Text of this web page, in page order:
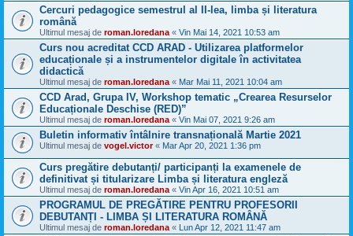
Cercuri pedagogice semestrul al II-lea, limba și literatura
română
Ultimul mesaj de roman.loredana « Vin Mai 14, 2021 10:53 am
Curs nou acreditat CCD ARAD - Utilizarea platformelor
educaționale și a instrumentelor digitale în activitatea
didactică
Ultimul mesaj de roman.loredana « Mar Mai 11, 2021 10:04 am
CCD Arad, Grupa IV, Workshop tematic „Crearea Resurselor
Educaționale Deschise (RED)”
Ultimul mesaj de roman.loredana « Vin Mai 07, 2021 9:26 am
Buletin informativ întâlnire transnațională Martie 2021
Ultimul mesaj de vogel.victor« Mar Apr 20, 2021 1:36 pm
Curs pregătire debutanți/ participanți la examenele de
definitivat și titularizare Limba și literatura engleză
Ultimul mesaj de roman.loredana « Vin Apr 16, 2021 10:51 am
PROGRAMUL DE PREGĂTIRE PENTRU PROFESORII
DEBUTANȚI - LIMBA ȘI LITERATURA ROMÂNĂ
Ultimul mesaj de roman.loredana « Lun Apr 12, 2021 11:47 am